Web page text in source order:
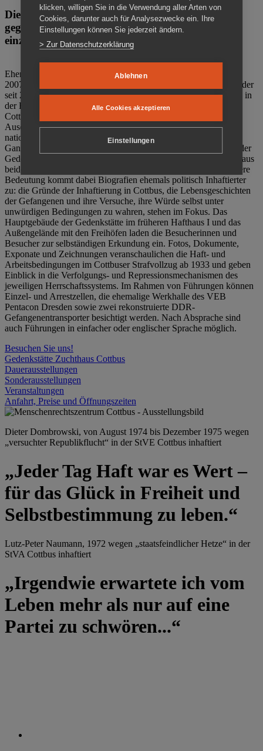
Die Gedenkstätte Zuchthaus Cottbus ist ein Ort
gegen das Vergessen. Anschaulich, nah und
einzigartig.
Ehemalige politische Häftlinge der DDR gründeten im Oktober
2007 den Verein Menschenrechtszentrum Cottbus e. V. (MRZ), der
seit 2011 Eigentümer des ehemaligen Gefängnisses (1860-2002) in
der Bautzener Straße und Träger der Gedenkstätte Zuchthaus
Cottbus ist. Im Zentrum der Arbeit der Gedenkstätte steht die
Auseinandersetzung mit politischem Unrecht während der
nationalsozialistischen Terrorherrschaft und der SED-Diktatur.
Ganzjährig zeigen mehrere Dauer- und Sonderausstellungen in der
Gedenkstätte Zuchthaus Cottbus Beispiele politischen Unrechts aus
beiden deutschen Diktaturen des 20. Jahrhunderts. Eine besondere
Bedeutung kommt dabei Biografien ehemals politisch Inhaftierter
zu: die Gründe der Inhaftierung in Cottbus, die Lebensgeschichten
der Gefangenen und ihre Versuche, ihre Würde selbst unter
unwürdigen Bedingungen zu wahren, stehen im Fokus. Das
Hauptgebäude der Gedenkstätte im früheren Hafthaus I und das
Außengelände mit den Freihöfen laden die Besucherinnen und
Besucher zur selbständigen Erkundung ein. Fotos, Dokumente,
Exponate und Zeichnungen veranschaulichen die Haft- und
Arbeitsbedingungen im Cottbuser Strafvollzug ab 1933 und geben
Einblick in die Verfolgungs- und Repressionsmechanismen des
jeweiligen Herrschaftssystems. Im Rahmen von Führungen können
Einzel- und Arrestzellen, die ehemalige Werkhalle des VEB
Pentacon Dresden sowie zwei rekonstruierte DDR-
Gefangenentransporter besichtigt werden. Nach Absprache sind
auch Führungen in einfacher oder englischer Sprache möglich.
Besuchen Sie uns!
Gedenkstätte Zuchthaus Cottbus
Dauerausstellungen
Sonderausstellungen
Veranstaltungen
Anfahrt, Preise und Öffnungszeiten
Dieter Dombrowski, von August 1974 bis Dezember 1975 wegen
„versuchter Republikflucht“ in der StVE Cottbus inhaftiert
„Jeder Tag Haft war es Wert –
für das Glück in Freiheit und
Selbstbestimmung zu leben.“
Lutz-Peter Naumann, 1972 wegen „staatsfeindlicher Hetze“ in der
StVA Cottbus inhaftiert
„Irgendwie erwartete ich vom
Leben mehr als nur auf eine
Partei zu schwören...“
klicken, willigen Sie in die Verwendung aller Arten von
Cookies, darunter auch für Analysezwecke ein. Ihre
Einstellungen können Sie jederzeit ändern.
> Zur Datenschutzerklärung
Ablehnen
Alle Cookies akzeptieren
Einstellungen